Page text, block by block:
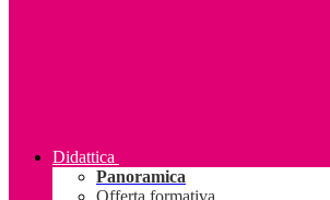
Didattica
Panoramica